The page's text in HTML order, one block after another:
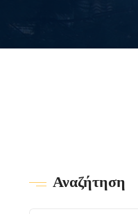
Αναζήτηση